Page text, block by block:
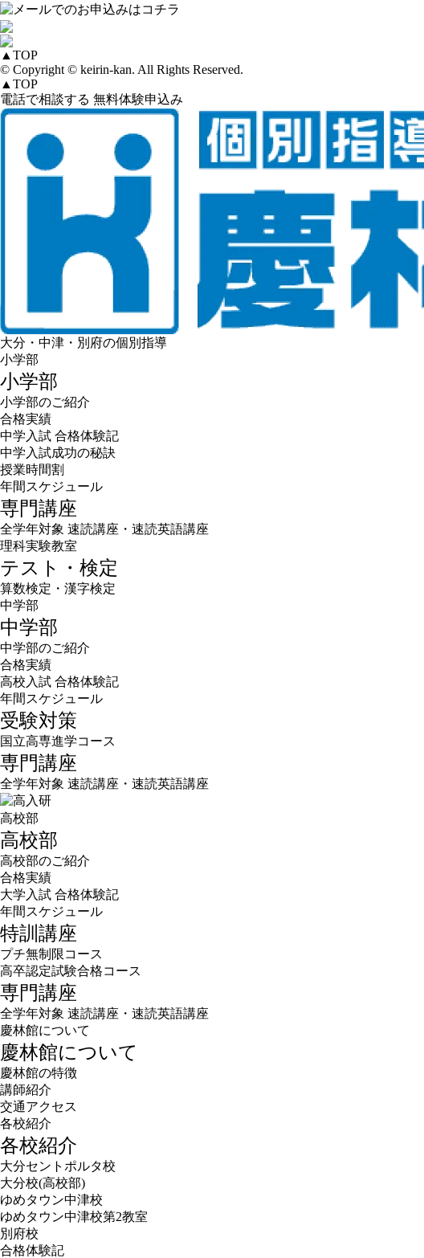
▲ TOP
© Copyright © keirin-kan. All Rights Reserved.
▲ TOP
電話で相談する 無料体験申込み
大分・中津・別府の個別指導
小学部
小学部
小学部のご紹介
合格実績
中学入試 合格体験記
中学入試成功の秘訣
授業時間割
年間スケジュール
専門講座
全学年対象 速読講座・速読英語講座
理科実験教室
テスト・検定
算数検定・漢字検定
中学部
中学部
中学部のご紹介
合格実績
高校入試 合格体験記
年間スケジュール
受験対策
国立高専進学コース
専門講座
全学年対象 速読講座・速読英語講座
高校部
高校部
高校部のご紹介
合格実績
大学入試 合格体験記
年間スケジュール
特訓講座
プチ無制限コース
高卒認定試験合格コース
専門講座
全学年対象 速読講座・速読英語講座
慶林館について
慶林館について
慶林館の特徴
講師紹介
交通アクセス
各校紹介
各校紹介
大分セントポルタ校
大分校(高校部)
ゆめタウン中津校
ゆめタウン中津校第2教室
別府校
合格体験記